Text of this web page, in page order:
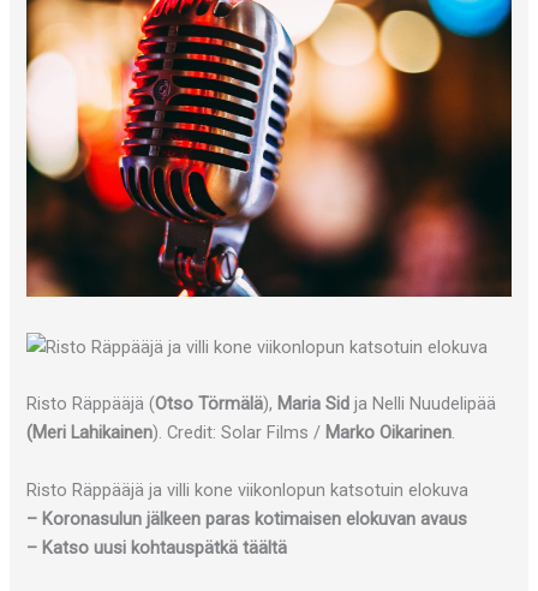
Risto Räppääjä (Otso Törmälä), Maria Sid ja Nelli Nuudelipää
(Meri Lahikainen). Credit: Solar Films / Marko Oikarinen.
Risto Räppääjä ja villi kone viikonlopun katsotuin elokuva
– Koronasulun jälkeen paras kotimaisen elokuvan avaus
– Katso uusi kohtauspätkä täältä